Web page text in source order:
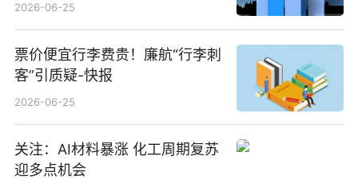
2026-06-25
票价便宜行李费贵！廉航“行李刺
客”引质疑-快报
2026-06-25
关注：AI材料暴涨 化工周期复苏
迎多点机会